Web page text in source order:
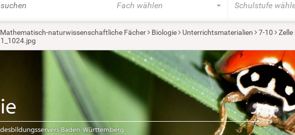
Fach wählen Schulstufe
Mathematisch-naturwissenschaftliche Fächer Biologie Unterrichtsmaterialien 7-10